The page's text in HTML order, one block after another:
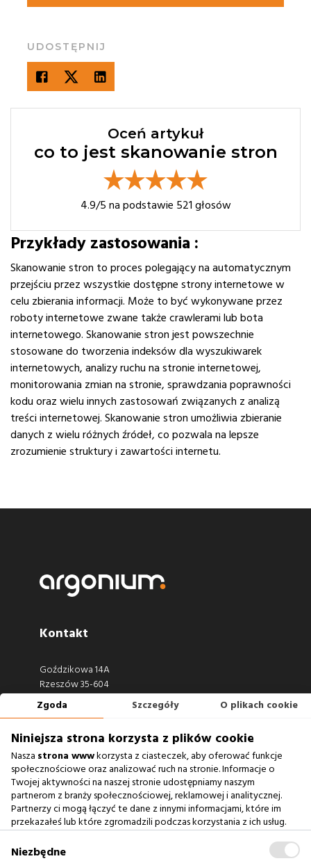
UDOSTĘPNIJ
Oceń artykuł
co to jest skanowanie stron
4.9/5 na podstawie 521 głosów
Przykłady zastosowania :
Skanowanie stron to proces polegający na automatycznym
przejściu przez wszystkie dostępne strony internetowe w
celu zbierania informacji. Może to być wykonywane przez
roboty internetowe zwane także crawlerami lub bota
internetowego. Skanowanie stron jest powszechnie
stosowane do tworzenia indeksów dla wyszukiwarek
internetowych, analizy ruchu na stronie internetowej,
monitorowania zmian na stronie, sprawdzania poprawności
kodu oraz wielu innych zastosowań związanych z analizą
treści internetowej. Skanowanie stron umożliwia zbieranie
danych z wielu różnych źródeł, co pozwala na lepsze
zrozumienie struktury i zawartości internetu.
Kontakt
Goździkowa 14A
Rzeszów 35-604
Zobacz również
Agencja Interaktywna
Baza Wiedzy
Zgoda Szczegóły O plikach cookie
Niniejsza strona korzysta z plików cookie
Nasza strona wwwkorzysta z ciasteczek, aby oferować funkcje
społecznościowe oraz analizować ruch na stronie. Informacje o
Twojej aktywności na naszej stronie udostępniamy naszym
partnerom z branży społecznościowej, reklamowej i analitycznej.
Partnerzy ci mogą łączyć te dane z innymi informacjami, które im
przekazałeś lub które zgromadzili podczas korzystania z ich usług.
na prawidłowe działanie serwisu
Niezbędne